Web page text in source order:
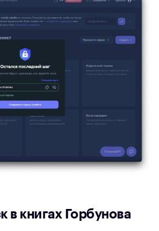
в книгах Горбунова